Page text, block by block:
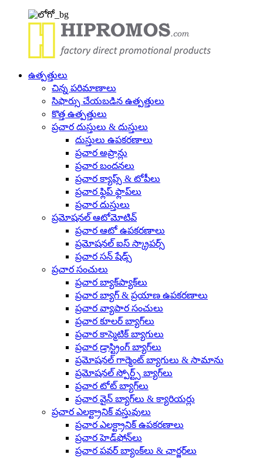
ఉత్పత్తులు
చిన్న పరిమాణాలు
సిఫార్సు చేయబడిన ఉత్పత్తులు
కొత్త ఉత్పత్తులు
ప్రచార దుస్తులు & దుస్తులు
దుస్తులు ఉపకరణాలు
ప్రచార అప్రాన్లు
ప్రచార బందనలు
ప్రచార క్యాప్స్ & టోపీలు
ప్రచార ఫ్లిప్ ఫ్లాప్‌లు
ప్రచార దుస్తులు
ప్రమోషనల్ ఆటోమోటివ్
ప్రచార ఆటో ఉపకరణాలు
ప్రమోషనల్ ఐస్ స్క్రాపర్స్
ప్రచార సన్ షేడ్స్
ప్రచార సంచులు
ప్రచార బ్యాక్‌ప్యాక్‌లు
ప్రచార బ్యాగ్ & ప్రయాణ ఉపకరణాలు
ప్రచార వ్యాపార సంచులు
ప్రచార కూలర్ బ్యాగ్‌లు
ప్రచార కాస్మెటిక్ బ్యాగులు
ప్రచార డ్రాస్ట్రింగ్ బ్యాగ్‌లు
ప్రమోషనల్ గార్మెంట్ బ్యాగులు & సామాను
ప్రమోషనల్ స్పోర్ట్స్ బ్యాగ్‌లు
ప్రచార టోట్ బ్యాగ్‌లు
ప్రచార వైన్ బ్యాగ్‌లు & క్యారియర్లు
ప్రచార ఎలక్ట్రానిక్ వస్తువులు
ప్రచార ఎలక్ట్రానిక్ ఉపకరణాలు
ప్రచార హెడ్‌ఫోన్‌లు
ప్రచార పవర్ బ్యాంక్‌లు & ఛార్జర్‌లు